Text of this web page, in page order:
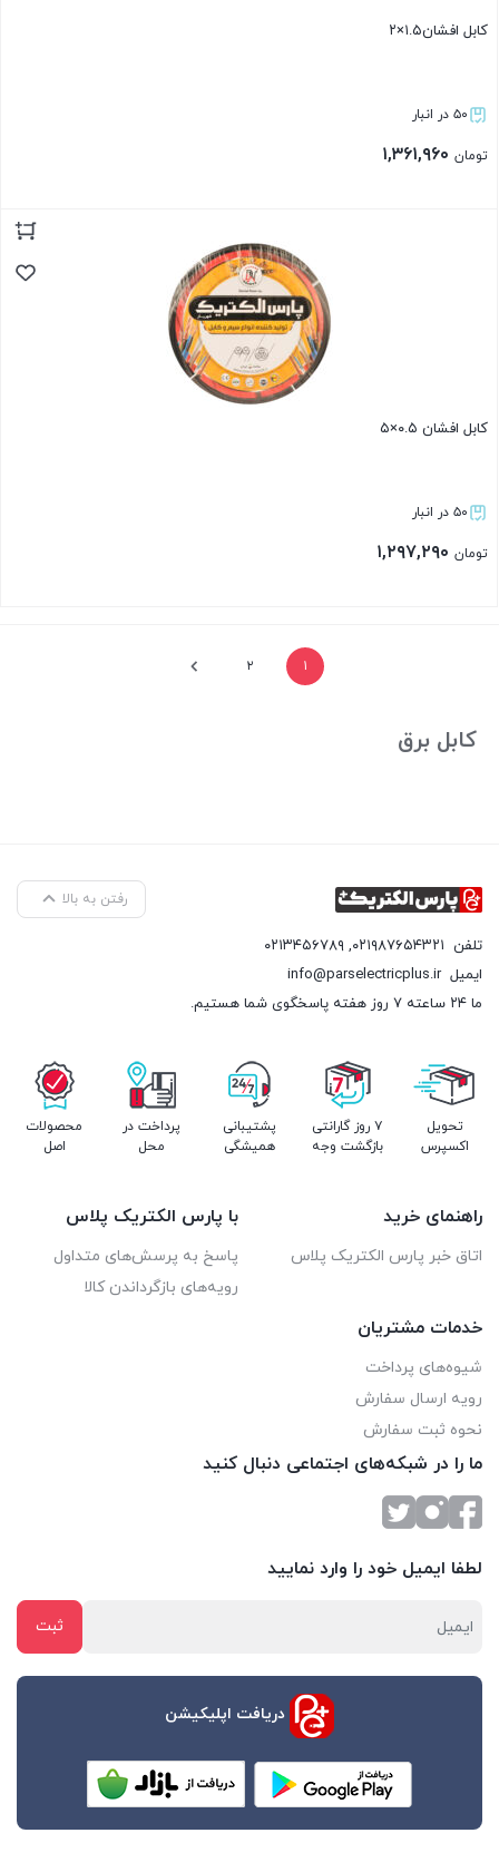
کابل افشان۱.۵×۲
۵۰ در انبار
تومان
کابل افشان ۰.۵×۵
۵۰ در انبار
تومان
۱
۲
کابل برق
رفتن به بالا
تلفن ۰۲۱۹۸۷۶۵۴۳۲۱, ۰۲۱۳۴۵۶۷۸۹
ایمیلinfo@parselectricplus.ir
ما ۲۴ ساعته ۷ روز هفته پاسخگوی شما هستیم.
تحویل
اکسپرس
۷ روز گارانتی
بازگشت وجه
پشتیبانی
همیشگی
پرداخت در
محل
محصولات
اصل
راهنمای خرید
اتاق خبر پارس الکتریک پلاس
با پارس الکتریک پلاس
پاسخ به پرسش‌های متداول
رویه‌های بازگرداندن کالا
خدمات مشتریان
شیوه‌های پرداخت
رویه ارسال سفارش
نحوه ثبت سفارش
ما را در شبکه‌های اجتماعی دنبال کنید
لطفا ایمیل خود را وارد نمایید
دریافت اپلیکیشن